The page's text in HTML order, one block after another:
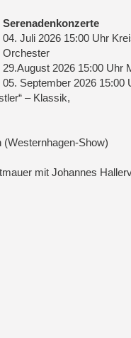
Serenadenkonzerte
04. Juli 2026 15:00 Uhr
Orchester
29.August 2026 15:00 Uhr
05. September 2026 15:00
– Klassik,
(Westernhagen-Show)
mit Johannes